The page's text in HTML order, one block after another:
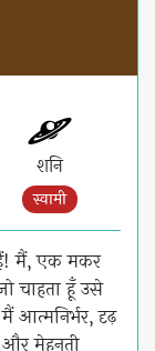
शनि
स्वामी
मैं, एक मकर
चाहता हूँ उसे
आत्मनिर्भर, दृढ़
और मेहनती